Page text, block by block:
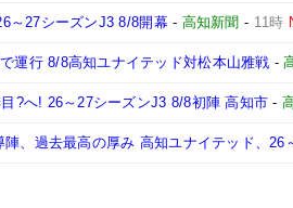
～27シーズンJ3 8/8開幕- 高知新聞 - 11時
運行 8/8高知ユナイテッド対松本山雅戦 -
?へ! 26～27シーズンJ3 8/8初陣 高知市 -
、過去最高の厚み 高知ユナイテッド、26